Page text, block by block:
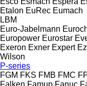
Etalon EuRec Eumach
LBM
Euro-Jabelmann
Europower Eurostar
Exeron Exner Expert
Wilson
P-series
FGM FKS FMB FMC
Falken Famup Fanuc